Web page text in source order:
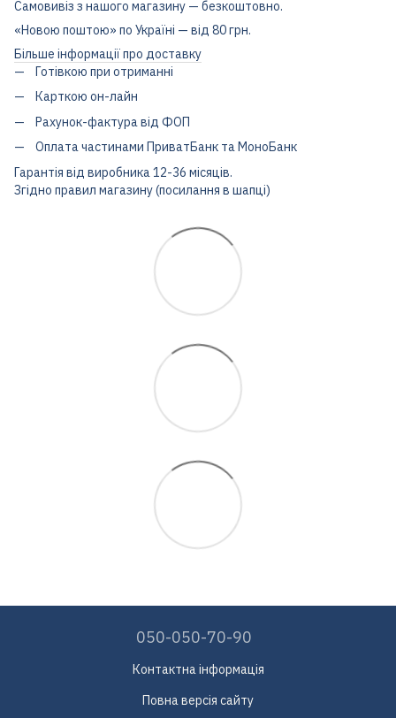
Самовивіз з нашого магазину — безкоштовно.
«Новою поштою» по Україні — від 80 грн.
Більше інформації про доставку
Готівкою при отриманні
Карткою он-лайн
Рахунок-фактура від ФОП
Оплата частинами ПриватБанк та МоноБанк
Гарантія від виробника 12-36 місяців.
Згідно правил магазину (посилання в шапці)
050-050-70-90
Контактна інформація
Повна версія сайту